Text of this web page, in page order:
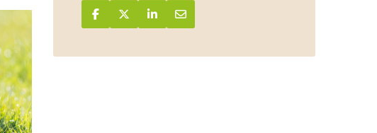
Deel op Facebook
Deel
Deel op X
Deel
Deel op LinkedIn
Deel
Deel via e-mail
Deel